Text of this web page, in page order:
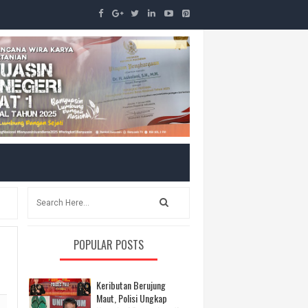
POPULAR POSTS
Keributan Berujung
Maut, Polisi Ungkap